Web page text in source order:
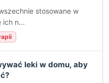
stosowane w
ich n...
leki w domu, aby